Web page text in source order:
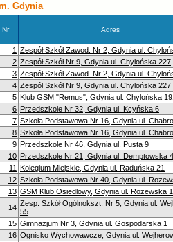
Gdynia
Nr Adres
1 Zespół Szkół Zawod. Nr 2, Gdynia ul.
2 Zespół Szkół Nr 9, Gdynia ul. Chylońska 227
3 Zespół Szkół Zawod. Nr 2, Gdynia ul.
4 Zespół Szkół Nr 9, Gdynia ul. Chylońska 227
5 Klub GSM "Remus", Gdynia ul. Chylońska
6 Przedszkole Nr 32, Gdynia ul. Kcyńska 6
7 Szkoła Podstawowa Nr 16, Gdynia ul.
8 Szkoła Podstawowa Nr 16, Gdynia ul.
9 Przedszkole Nr 46, Gdynia ul. Pusta 9
10 Przedszkole Nr 21, Gdynia ul. Demptowska
11 Kolegium Miejskie, Gdynia ul. Raduńska 21
12 Szkoła Podstawowa Nr 40, Gdynia ul.
13 GSM Klub Osiedlowy, Gdynia ul. Rozewska 1
14 Zesp. Szkół Ogólnokszt. Nr 5, Gdynia ul.
55
15 Gimnazjum Nr 3, Gdynia ul. Gospodarska 1
16 Ognisko Wychowawcze, Gdynia ul.